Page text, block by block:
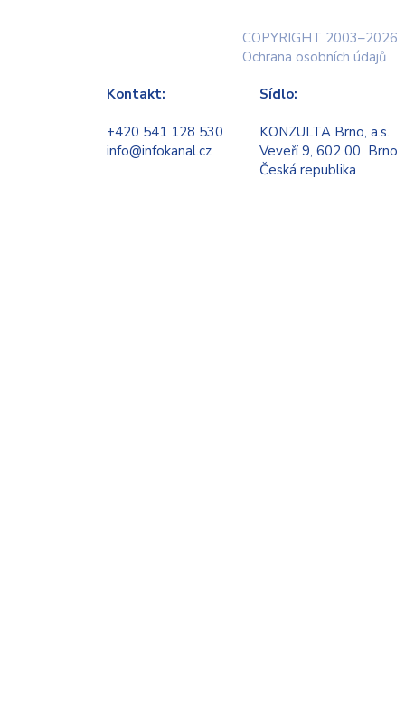
COPYRIGHT 2003–2026
Ochrana osobních údajů
Sídlo:
KONZULTA Brno, a.s.
Veveří 9, 602 00 Brno
Česká republika
Kontakt:
+420 541 128 530
info@infokanal.cz